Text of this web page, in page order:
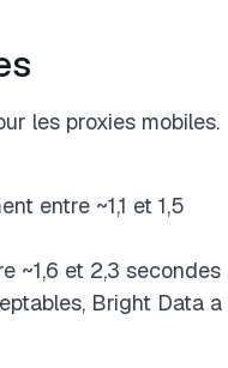
les proxies mobiles.
entre ~1,1 et 1,5
~1,6 et 2,3 secondes
Bright Data a